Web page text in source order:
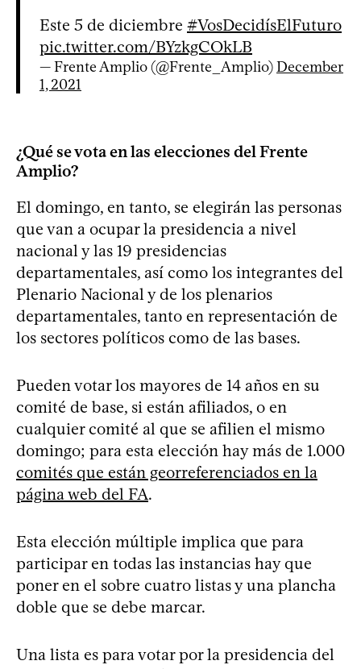
Este 5 de diciembre #VosDecidísElFuturo
pic.twitter.com/BYzkgCOkLB
— Frente Amplio (@Frente_Amplio)December
1, 2021
¿Qué se vota en las elecciones del Frente
Amplio?
El domingo, en tanto, se elegirán las personas
que van a ocupar la presidencia a nivel
nacional y las 19 presidencias
departamentales, así como los integrantes del
Plenario Nacional y de los plenarios
departamentales, tanto en representación de
los sectores políticos como de las bases.
Pueden votar los mayores de 14 años en su
comité de base, si están afiliados, o en
cualquier comité al que se afilien el mismo
domingo; para esta elección hay más de 1.000
comités que están georreferenciados en la
página web del FA.
Esta elección múltiple implica que para
participar en todas las instancias hay que
poner en el sobre cuatro listas y una plancha
doble que se debe marcar.
Una lista es para votar por la presidencia del